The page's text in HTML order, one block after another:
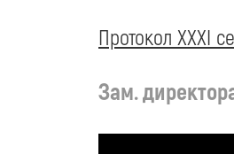
Протокол XXXI
Зам.